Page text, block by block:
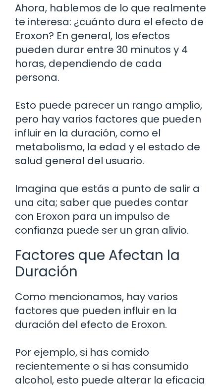
Ahora, hablemos de lo que realmente
te interesa: ¿cuánto dura el efecto de
Eroxon? En general, los efectos
pueden durar entre 30 minutos y 4
horas, dependiendo de cada
persona.
Esto puede parecer un rango amplio,
pero hay varios factores que pueden
influir en la duración, como el
metabolismo, la edad y el estado de
salud general del usuario.
Imagina que estás a punto de salir a
una cita; saber que puedes contar
con Eroxon para un impulso de
confianza puede ser un gran alivio.
Factores que Afectan la
Duración
Como mencionamos, hay varios
factores que pueden influir en la
duración del efecto de Eroxon.
Por ejemplo, si has comido
recientemente o si has consumido
alcohol, esto puede alterar la eficacia